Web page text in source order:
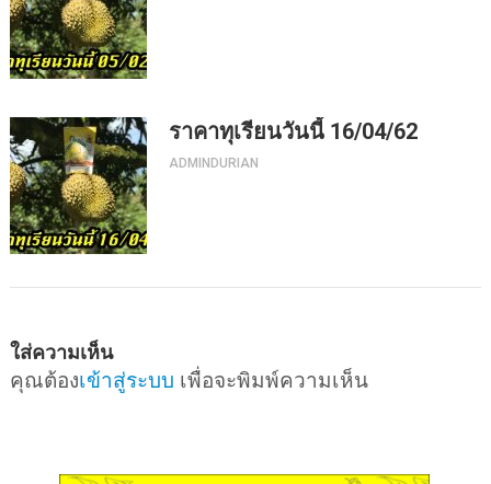
ราคาทุเรียนวันนี้ 16/04/62
ADMINDURIAN
ใส่ความเห็น
คุณต้องเข้าสู่ระบบ เพื่อจะพิมพ์ความเห็น